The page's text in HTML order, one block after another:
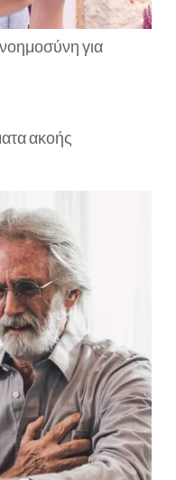
για
ακοής